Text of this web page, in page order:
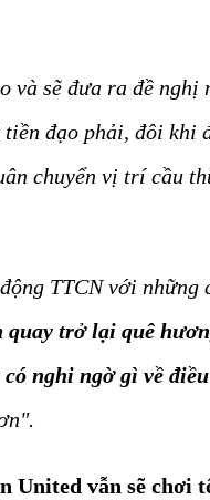
và sẽ đưa ra đề
đạo phải, đôi khi
chuyển vị trí cầu
TTCN với những
quay trở lại quê
nghi ngờ gì về
United vẫn sẽ chơi